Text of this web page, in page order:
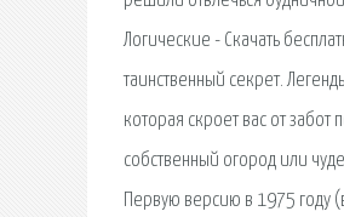
Логические - Скачать
таинственный секрет.
которая скроет вас от
собственный огород или
Первую версию в 1975 году